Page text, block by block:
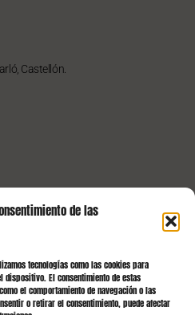
de las
tecnologías como las cookies para
dispositivo. El consentimiento de estas
el comportamiento de navegación o las
o retirar el consentimiento, puede afectar
Castellón.